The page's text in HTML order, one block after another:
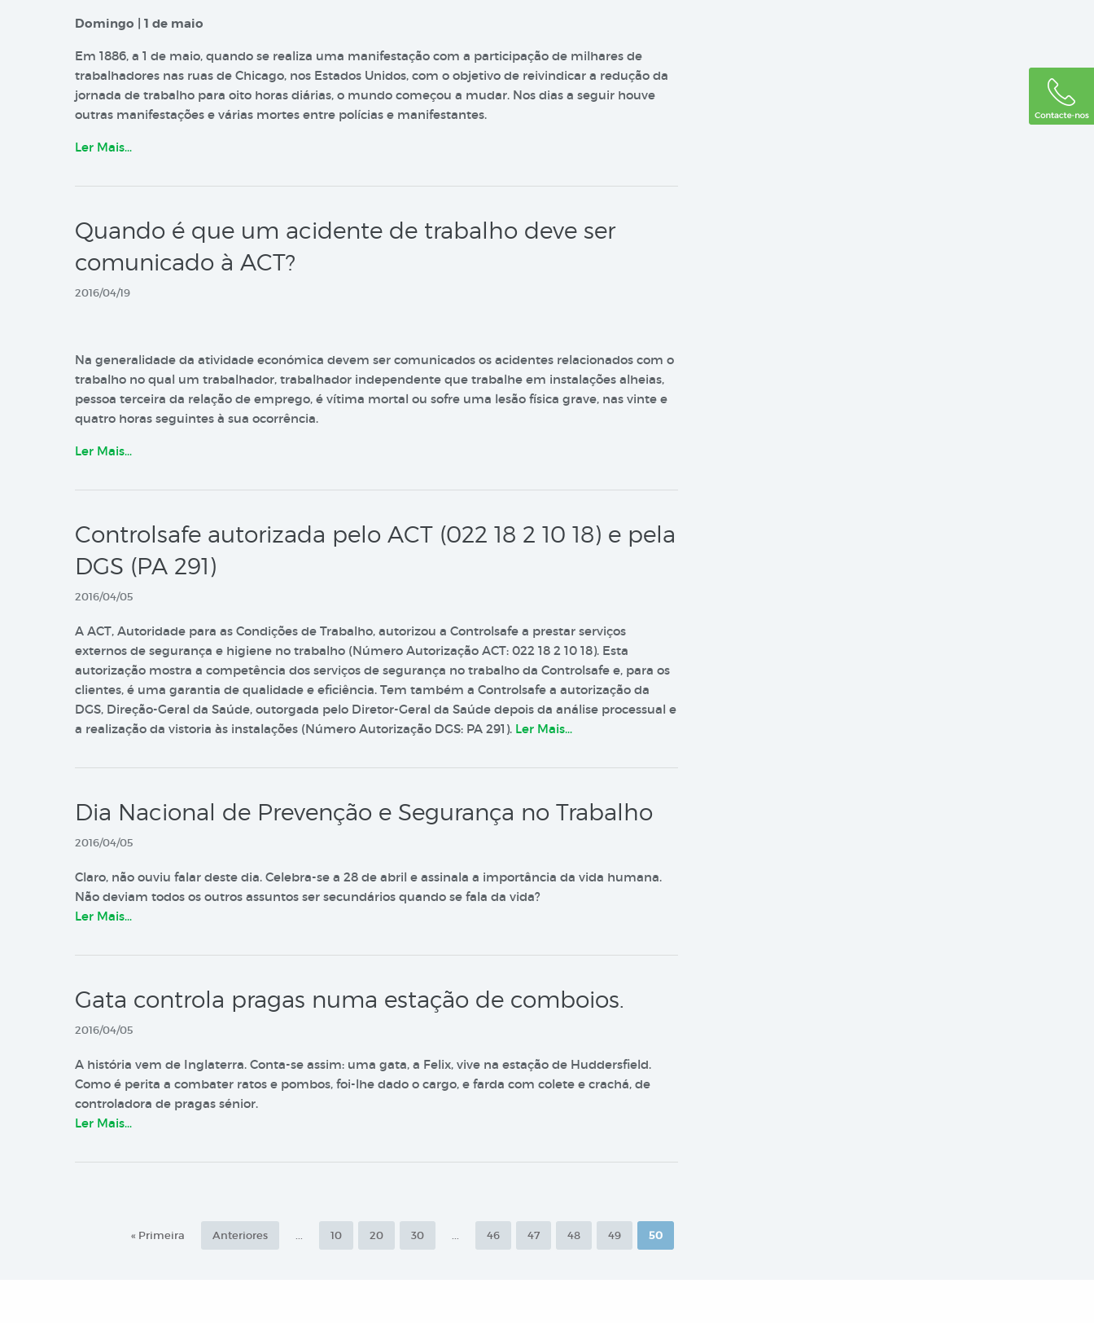
Domingo | 1 de maio
Em 1886, a 1 de maio, quando se realiza uma manifestação com a participação de milhares de
trabalhadores nas ruas de Chicago, nos Estados Unidos, com o objetivo de reivindicar a redução da
jornada de trabalho para oito horas diárias, o mundo começou a mudar. Nos dias a seguir houve
outras manifestações e várias mortes entre polícias e manifestantes.
Ler Mais…
Quando é que um acidente de trabalho deve ser
comunicado à ACT?
2016/04/19
Na generalidade da atividade económica devem ser comunicados os acidentes relacionados com o
trabalho no qual um trabalhador, trabalhador independente que trabalhe em instalações alheias,
pessoa terceira da relação de emprego, é vítima mortal ou sofre uma lesão física grave, nas vinte e
quatro horas seguintes à sua ocorrência.
Ler Mais…
Controlsafe autorizada pelo ACT (022 18 2 10 18) e pela
DGS (PA 291)
2016/04/05
A ACT, Autoridade para as Condições de Trabalho, autorizou a Controlsafe a prestar serviços
externos de segurança e higiene no trabalho (Número Autorização ACT: 022 18 2 10 18). Esta
autorização mostra a competência dos serviços de segurança no trabalho da Controlsafe e, para os
clientes, é uma garantia de qualidade e eficiência. Tem também a Controlsafe a autorização da
DGS, Direção-Geral da Saúde, outorgada pelo Diretor-Geral da Saúde depois da análise processual e
a realização da vistoria às instalações (Número Autorização DGS: PA 291). Ler Mais…
Dia Nacional de Prevenção e Segurança no Trabalho
2016/04/05
Claro, não ouviu falar deste dia. Celebra-se a 28 de abril e assinala a importância da vida humana.
Não deviam todos os outros assuntos ser secundários quando se fala da vida?
Ler Mais…
Gata controla pragas numa estação de comboios.
2016/04/05
A história vem de Inglaterra. Conta-se assim: uma gata, a Felix, vive na estação de Huddersfield.
Como é perita a combater ratos e pombos, foi-lhe dado o cargo, e farda com colete e crachá, de
controladora de pragas sénior.
Ler Mais…
« Primeira Anteriores ... 10 20 30 ... 46 47 48 49 50